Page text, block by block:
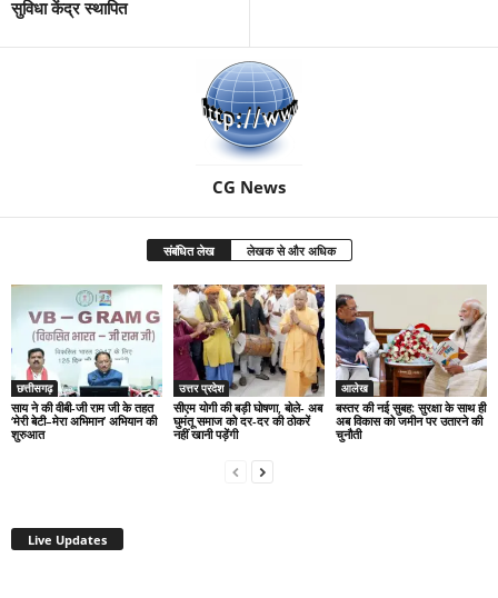
सुविधा केंद्र स्थापित
CG News
संबंधित लेख लेखक से और अधिक
छत्तीसगढ़
साय ने की वीबी-जी राम जी के तहत
‘मेरी बेटी–मेरा अभिमान’ अभियान की
शुरुआत
उत्तर प्रदेश
सीएम योगी की बड़ी घोषणा, बोले- अब
घुमंतू समाज को दर-दर की ठोकरें
नहीं खानी पड़ेंगी
आलेख
बस्तर की नई सुबह: सुरक्षा के साथ ही
अब विकास को जमीन पर उतारने की
चुनौती
Live Updates